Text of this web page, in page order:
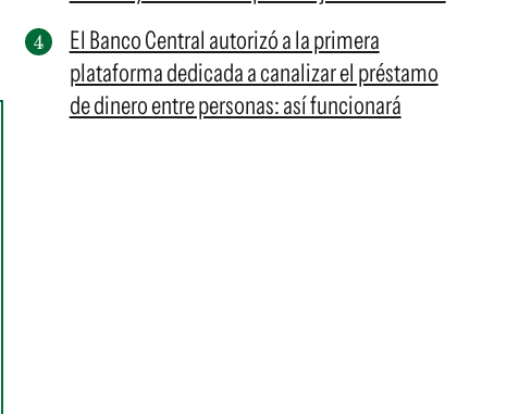
El Banco Central autorizó a la primera
plataforma dedicada a canalizar el préstamo
de dinero entre personas: así funcionará